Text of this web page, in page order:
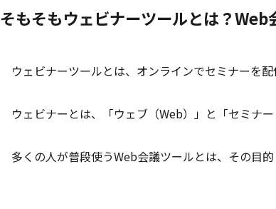
そもそもウェビナーツールとは？
ウェビナーツールとは、オンラインでセミナーを
ウェビナーとは、「ウェブ（Web）」と「セミナ
多くの人が普段使うWeb会議ツールとは、その目